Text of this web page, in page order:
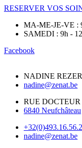
RESERVER VOS
MA-ME-JE-VE :
SAMEDI : 9h -
Facebook
NADINE REZER
nadine@zenat.be
RUE
6840 Neufchâteau
nadine@zenat.be